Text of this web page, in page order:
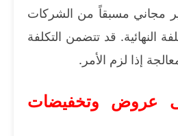
مجاني مسبقاً من الشركات
النهائية. قد تتضمن التكلفة
إذا لزم الأمر.
عروض وتخفيضات